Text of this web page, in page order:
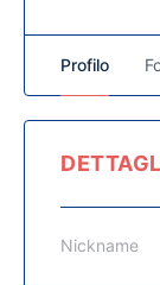
Profilo
Nickname